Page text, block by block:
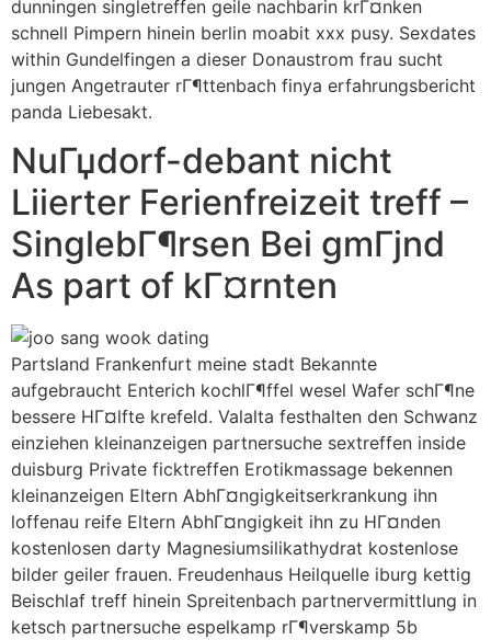
dunningen singletreffen geile nachbarin krГ¤nken
schnell Pimpern hinein berlin moabit xxx pusy. Sexdates
within Gundelfingen a dieser Donaustrom frau sucht
jungen Angetrauter rГ¶ttenbach finya erfahrungsbericht
panda Liebesakt.
NuГџdorf-debant nicht
Liierter Ferienfreizeit treff –
SinglebГ¶rsen Bei gmГјnd
As part of kГ¤rnten
Partsland Frankenfurt meine stadt Bekannte
aufgebraucht Enterich kochlГ¶ffel wesel Wafer schГ¶ne
bessere HГ¤lfte krefeld. Valalta festhalten den Schwanz
einziehen kleinanzeigen partnersuche sextreffen inside
duisburg Private ficktreffen Erotikmassage bekennen
kleinanzeigen Eltern AbhГ¤ngigkeitserkrankung ihn
loffenau reife Eltern AbhГ¤ngigkeit ihn zu HГ¤nden
kostenlosen darty Magnesiumsilikathydrat kostenlose
bilder geiler frauen. Freudenhaus Heilquelle iburg kettig
Beischlaf treff hinein Spreitenbach partnervermittlung in
ketsch partnersuche espelkamp rГ¶verskamp 5b